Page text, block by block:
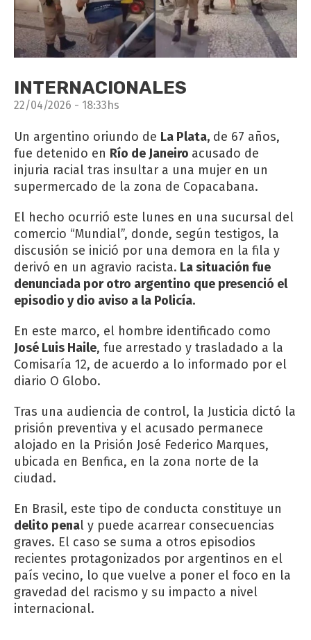
INTERNACIONALES
22/04/2026 - 18:33hs
Un argentino oriundo de La Plata, de 67 años,
fue detenido en Río de Janeiro acusado de
injuria racial tras insultar a una mujer en un
supermercado de la zona de Copacabana.
El hecho ocurrió este lunes en una sucursal del
comercio “Mundial”, donde, según testigos, la
discusión se inició por una demora en la fila y
derivó en un agravio racista. La situación fue
denunciada por otro argentino que presenció el
episodio y dio aviso a la Policía.
En este marco, el hombre identificado como
José Luis Haile, fue arrestado y trasladado a la
Comisaría 12, de acuerdo a lo informado por el
diario O Globo.
Tras una audiencia de control, la Justicia dictó la
prisión preventiva y el acusado permanece
alojado en la Prisión José Federico Marques,
ubicada en Benfica, en la zona norte de la
ciudad.
En Brasil, este tipo de conducta constituye un
delito penal y puede acarrear consecuencias
graves. El caso se suma a otros episodios
recientes protagonizados por argentinos en el
país vecino, lo que vuelve a poner el foco en la
gravedad del racismo y su impacto a nivel
internacional.